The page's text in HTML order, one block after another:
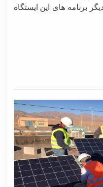
برنامه های این ایستگاه